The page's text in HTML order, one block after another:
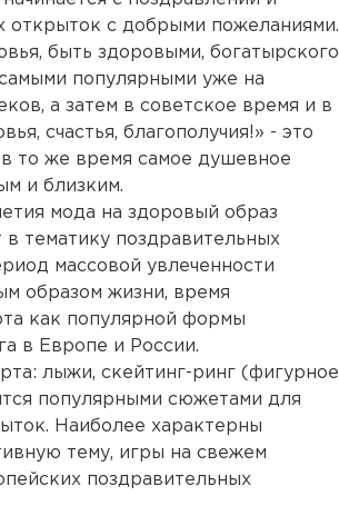
открыток с добрыми пожеланиями.
быть здоровыми, богатырского
популярными уже на
а затем в советское время и в
счастья, благополучия!» - это
то же время самое душевное
и близким.
мода на здоровый образ
тематику поздравительных
массовой увлеченности
образом жизни, время
как популярной формы
в Европе и России.
лыжи, скейтинг-ринг (фигурное
популярными сюжетами для
Наиболее характерны
тему, игры на свежем
поздравительных